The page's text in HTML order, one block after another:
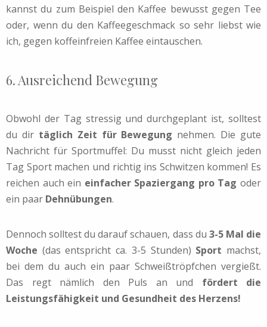
kannst du zum Beispiel den Kaffee bewusst gegen Tee
oder, wenn du den Kaffeegeschmack so sehr liebst wie
ich, gegen koffeinfreien Kaffee eintauschen.
6. Ausreichend Bewegung
Obwohl der Tag stressig und durchgeplant ist, solltest
du dir täglich Zeit für Bewegung nehmen. Die gute
Nachricht für Sportmuffel: Du musst nicht gleich jeden
Tag Sport machen und richtig ins Schwitzen kommen! Es
reichen auch ein einfacher Spaziergang pro Tag oder
ein paar Dehnübungen.
Dennoch solltest du darauf schauen, dass du 3-5 Mal die
Woche (das entspricht ca. 3-5 Stunden) Sport machst,
bei dem du auch ein paar Schweißtröpfchen vergießt.
Das regt nämlich den Puls an und fördert die
Leistungsfähigkeit und Gesundheit des Herzens!